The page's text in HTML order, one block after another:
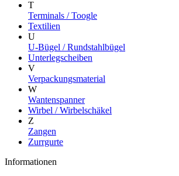
T
Terminals / Toogle
Textilien
U
U-Bügel / Rundstahlbügel
Unterlegscheiben
V
Verpackungsmaterial
W
Wantenspanner
Wirbel / Wirbelschäkel
Z
Zangen
Zurrgurte
Informationen